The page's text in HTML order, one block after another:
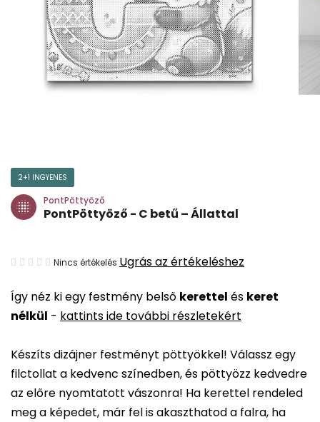
Így néz ki egy festmény belső kerettel és keret
nélkül - kattints ide további részletekért
Készíts dizájner festményt pöttyökkel! Válassz egy
filctollat a kedvenc színedben, és pöttyözz kedvedre
az előre nyomtatott vászonra! Ha kerettel rendeled
meg a képedet, már fel is akaszthatod a falra, ha
2+1 INGYENES
PontPöttyöző
PontPöttyöző - C betű – Állattal
A
átlagos
értékelése
ből
0,0
csillag.
Nincs értékelés Ugrás az értékeléshez